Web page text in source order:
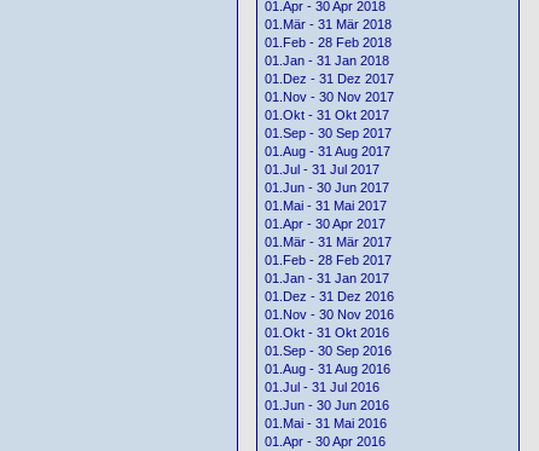
01.Apr - 30 Apr 2018
01.Mär - 31 Mär 2018
01.Feb - 28 Feb 2018
01.Jan - 31 Jan 2018
01.Dez - 31 Dez 2017
01.Nov - 30 Nov 2017
01.Okt - 31 Okt 2017
01.Sep - 30 Sep 2017
01.Aug - 31 Aug 2017
01.Jul - 31 Jul 2017
01.Jun - 30 Jun 2017
01.Mai - 31 Mai 2017
01.Apr - 30 Apr 2017
01.Mär - 31 Mär 2017
01.Feb - 28 Feb 2017
01.Jan - 31 Jan 2017
01.Dez - 31 Dez 2016
01.Nov - 30 Nov 2016
01.Okt - 31 Okt 2016
01.Sep - 30 Sep 2016
01.Aug - 31 Aug 2016
01.Jul - 31 Jul 2016
01.Jun - 30 Jun 2016
01.Mai - 31 Mai 2016
01.Apr - 30 Apr 2016